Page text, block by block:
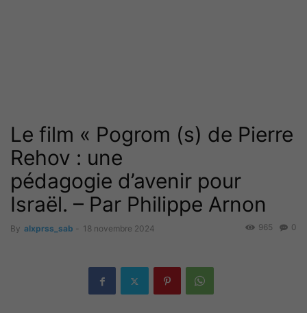
Le film « Pogrom (s) de Pierre
Rehov : une
pédagogie d’avenir pour
Israël. – Par Philippe Arnon
By alxprss_sab - 18 novembre 2024 0
965